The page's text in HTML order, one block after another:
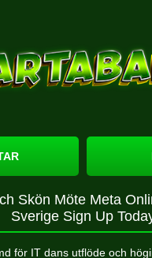
Skön Möte Meta
Sverige Sign Up
för IT dans utflöde och